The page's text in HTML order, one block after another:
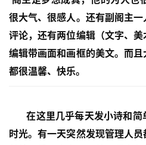
很大气、很感人。还有副阁主
评论，还有两位编辑（文字、美
编辑带画面和画框的美文。而且
都很温馨、快乐。
在这里几乎每天发小诗和简
时光。有一天突然发现管理人员